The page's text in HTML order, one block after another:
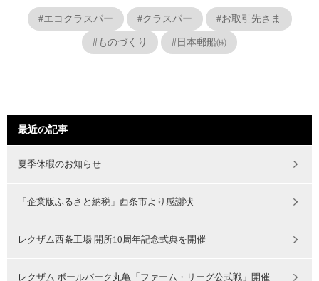
#エコクラスパー #クラスパー #お取引先さま
#ものづくり #日本郵船㈱
最近の記事
夏季休暇のお知らせ
「企業版ふるさと納税」西条市より感謝状
レクザム西条工場 開所10周年記念式典を開催
レクザム ボールパーク丸亀「ファーム・リーグ公式戦」開催